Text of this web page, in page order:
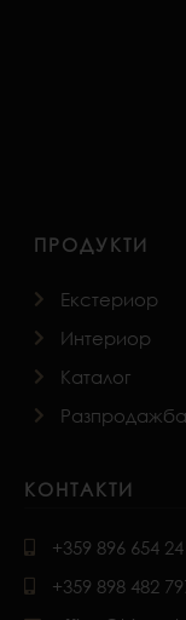
ПРОДУКТИ
Екстериор
Интериор
Каталог
Разпродажба
КОНТАКТИ
+359 896 654
+359 898 482